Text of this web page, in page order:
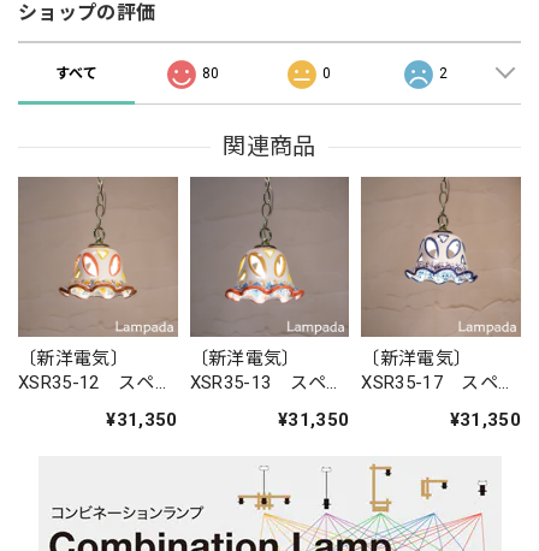
ショップの評価
すべて 80 0 2
関連商品
〔新洋電気〕
XSR35-12 スペイ
¥31,350
〔新洋電気〕
XSR35-13 スペイ
¥31,350
〔新洋電気〕
XSR35-17 スペイ
¥31,350